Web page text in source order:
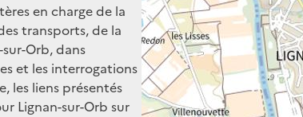
en charge de la
transports, de la
Orb, dans
et les interrogations
les liens présentés
Lignan-sur-Orb sur